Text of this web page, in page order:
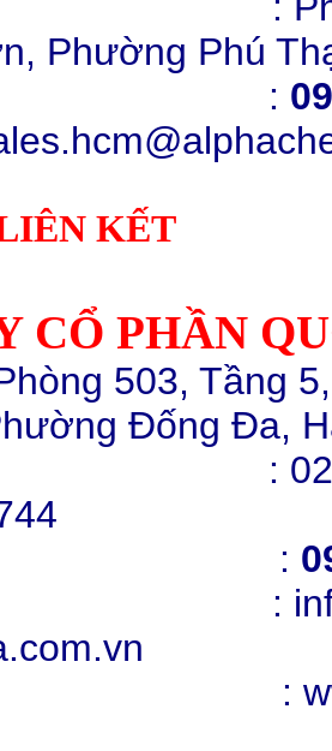
Phường Phú
:
KẾT
CỔ PHẦN
503, Tầng
Đống Đa,
:
:
: